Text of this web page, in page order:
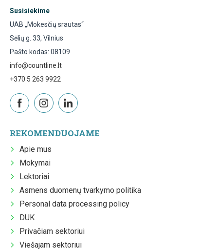
Susisiekime
UAB „Mokesčių srautas“
Sėlių g. 33, Vilnius
Pašto kodas: 08109
info@countline.lt
+370 5 263 9922
REKOMENDUOJAME
Apie mus
Mokymai
Lektoriai
Asmens duomenų tvarkymo politika
Personal data processing policy
DUK
Privačiam sektoriui
Viešajam sektoriui